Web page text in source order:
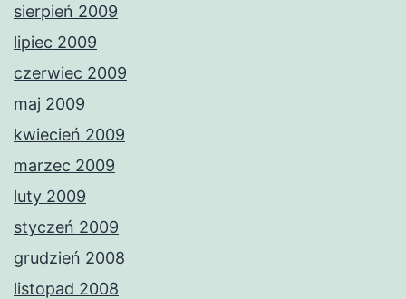
sierpień 2009
lipiec 2009
czerwiec 2009
maj 2009
kwiecień 2009
marzec 2009
luty 2009
styczeń 2009
grudzień 2008
listopad 2008